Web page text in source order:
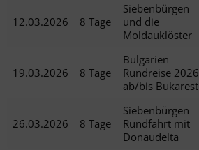
12.03.2026 8 Tage
Siebenbürgen
und die
Moldauklöster
19.03.2026 8 Tage
Bulgarien
Rundreise 2026
ab/bis Bukarest
26.03.2026 8 Tage
Siebenbürgen
Rundfahrt mit
Donaudelta